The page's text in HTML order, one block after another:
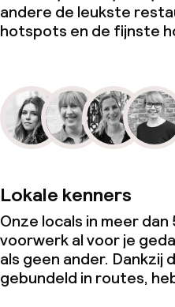
andere de leukste
hotspots en de fijnste
Lokale kenners
Onze locals in meer
voorwerk al voor je
als geen ander. Dankzij
gebundeld in routes,